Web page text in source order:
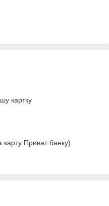
картку
карту Приват банку)